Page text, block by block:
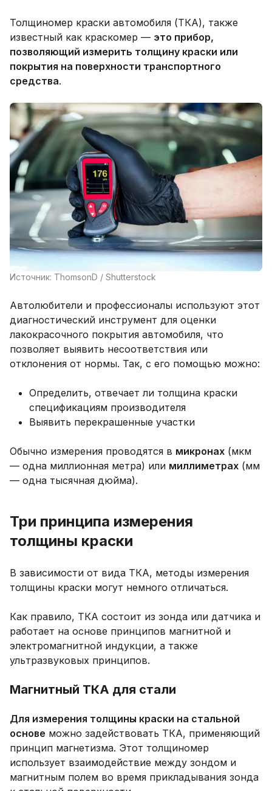
Толщиномер краски автомобиля (ТКА), также
известный как краскомер — это прибор,
позволяющий измерить толщину краски или
покрытия на поверхности транспортного
средства.
Источник: ThomsonD / Shutterstock
Автолюбители и профессионалы используют этот
диагностический инструмент для оценки
лакокрасочного покрытия автомобиля, что
позволяет выявить несоответствия или
отклонения от нормы. Так, с его помощью можно:
Определить, отвечает ли толщина краски
спецификациям производителя
Выявить перекрашенные участки
Обычно измерения проводятся в микронах (мкм
— одна миллионная метра) или миллиметрах (мм
— одна тысячная дюйма).
Три принципа измерения
толщины краски
В зависимости от вида ТКА, методы измерения
толщины краски могут немного отличаться.
Как правило, ТКА состоит из зонда или датчика и
работает на основе принципов магнитной и
электромагнитной индукции, а также
ультразвуковых принципов.
Магнитный ТКА для стали
Для измерения толщины краски на стальной
основе можно задействовать ТКА, применяющий
принцип магнетизма. Этот толщиномер
использует взаимодействие между зондом и
магнитным полем во время прикладывания зонда